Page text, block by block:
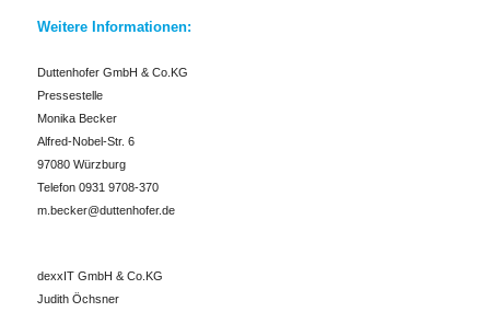
Weitere Informationen:
Duttenhofer GmbH & Co.KG
Pressestelle
Monika Becker
Alfred-Nobel-Str. 6
97080 Würzburg
Telefon 0931 9708-370
m.becker@duttenhofer.de
dexxIT GmbH & Co.KG
Judith Öchsner